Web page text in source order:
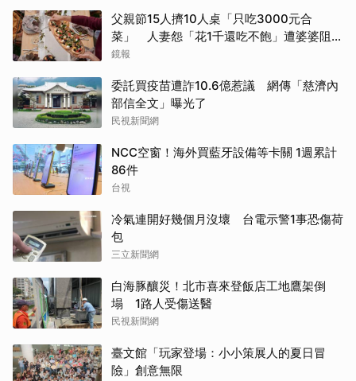
父親節15人擠10人桌「只吃3000元合
菜」 人妻怨「花1千還吃不飽」遭婆婆阻加
菜
鏡報
委託買疫苗遭詐10.6億惹議 網傳「慈濟內
部信全文」曝光了
民視新聞網
NCC空窗！海外買藍牙設備等卡關 1週累計
86件
台視
冷氣連開好幾個月沒壞 台電示警1事恐傷荷
包
三立新聞網
白海豚釀災！北市喜來登飯店工地鷹架倒
塌 1路人受傷送醫
民視新聞網
臺文館「玩家登場：小小策展人的夏日冒
險」創意無限